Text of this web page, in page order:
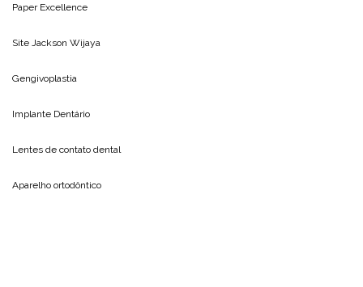
Paper Excellence
Site Jackson Wijaya
Gengivoplastia
Implante Dentário
Lentes de contato dental
Aparelho ortodôntico